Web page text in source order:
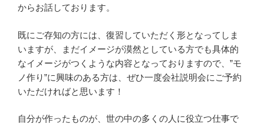
からお話しております。
既にご存知の方には、復習していただく形となってしま
いますが、まだイメージが漠然としている方でも具体的
なイメージがつくような内容となっておりますので、”モ
ノ作り”に興味のある方は、ぜひ一度会社説明会にご予約
いただければと思います！
自分が作ったものが、世の中の多くの人に役立つ仕事で